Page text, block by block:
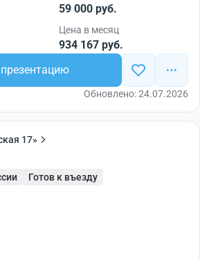
59 000 руб.
Цена в месяц
934 167 руб.
Обновлено: 24.07.2026
17»
Готов к въезду